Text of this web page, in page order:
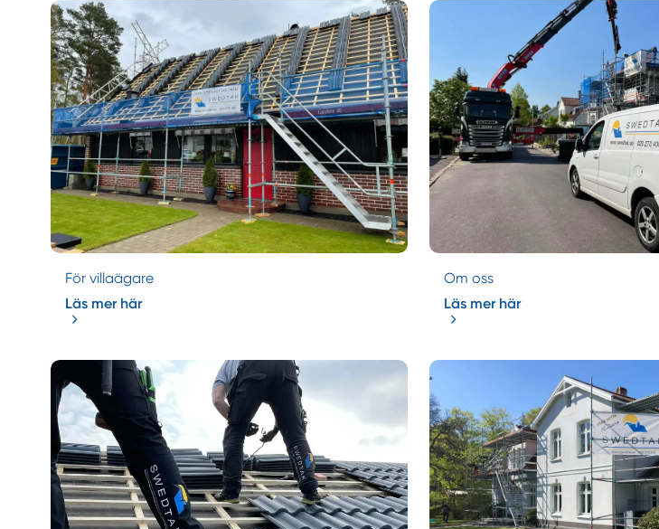
För villaägare
Läs mer här
Om oss
Läs mer här